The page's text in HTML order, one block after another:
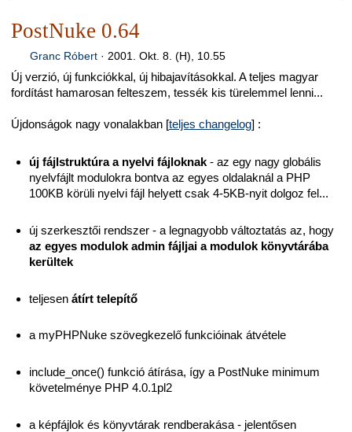
PostNuke 0.64
Granc Róbert· 2001. Okt. 8. (H), 10.55
Új verzió, új funkciókkal, új hibajavításokkal. A teljes magyar
fordítást hamarosan felteszem, tessék kis türelemmel lenni...
Újdonságok nagy vonalakban [teljes changelog] :
új fájlstruktúra a nyelvi fájloknak- az egy nagy globális
nyelvfájlt modulokra bontva az egyes oldalaknál a PHP
100KB körüli nyelvi fájl helyett csak 4-5KB-nyit dolgoz fel...
új szerkesztői rendszer - a legnagyobb változtatás az, hogy
az egyes modulok admin fájljai a modulok könyvtárába
kerültek
teljesen átírt telepítő
a myPHPNuke szövegkezelő funkcióinak átvétele
include_once() funkció átírása, így a PostNuke minimum
követelménye PHP 4.0.1pl2
a képfájlok és könyvtárak rendberakása - jelentősen